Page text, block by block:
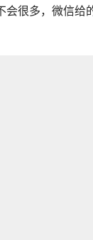
会很多，微信给